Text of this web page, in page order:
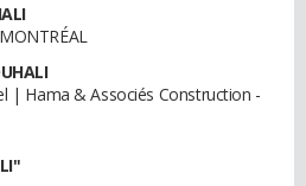
| Hama & Associés Construction -